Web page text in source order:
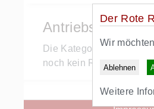
Der Rote
Wir
Ablehnen
Weitere
Antriebswende
Die Kategorie-Ansicht
noch kein RR+